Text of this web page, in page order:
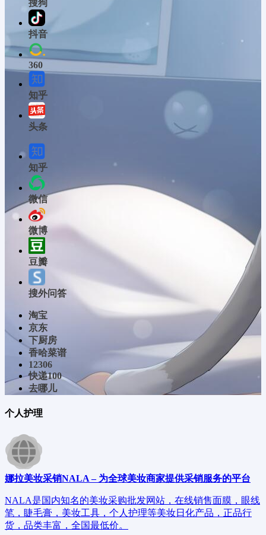
搜狗
抖音
360
知乎
头条
知乎
微信
微博
豆瓣
搜外问答
淘宝
京东
下厨房
香哈菜谱
12306
快递100
去哪儿
个人护理
娜拉美妆采销NALA – 为全球美妆商家提供采销服务的平台
NALA是国内知名的美妆采购批发网站，在线销售面膜，眼线
笔，睫毛膏，美妆工具，个人护理等美妆日化产品，正品行
货，品类丰富，全国最低价。